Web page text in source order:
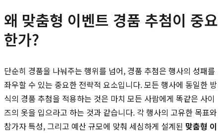
왜 맞춤형 이벤트 경품 추첨이 중요
한가?
단순히 경품을 나눠주는 행위를 넘어, 경품 추첨은 행사의 성패를
좌우할 수 있는 중요한 전략적 요소입니다. 모든 행사에 동일한 방
식의 경품 추첨을 적용하는 것은 마치 모든 사람에게 똑같은 사이
즈의 옷을 입으라고 하는 것과 같습니다. 각 행사의 고유한 목표와
참가자 특성, 그리고 예산 규모에 맞춰 세심하게 설계된 맞춤형 이